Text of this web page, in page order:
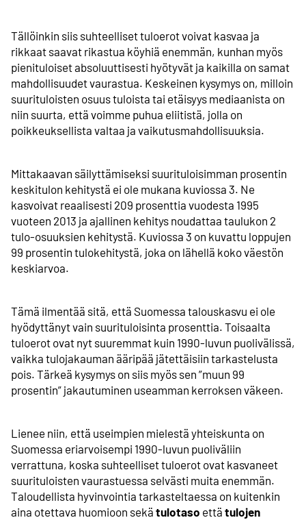
Tällöinkin siis suhteelliset tuloerot voivat kasvaa ja
rikkaat saavat rikastua köyhiä enemmän, kunhan myös
pienituloiset absoluuttisesti hyötyvät ja kaikilla on samat
mahdollisuudet vaurastua. Keskeinen kysymys on, milloin
suuri­tuloisten osuus tuloista tai etäisyys mediaanista on
niin suurta, että voimme puhua eliitistä, jolla on
poikkeuksellista valtaa ja vaikutusmahdollisuuksia.
Mittakaavan säilyttämiseksi suuri­tuloisimman prosentin
keskitulon kehitystä ei ole mukana kuviossa 3. Ne
kasvoivat reaalisesti 209 prosenttia vuodesta 1995
vuoteen 2013 ja ajallinen kehitys noudattaa taulukon 2
tulo-osuuksien kehitystä. Kuviossa 3 on kuvattu loppujen
99 prosentin tulokehitystä, joka on lähellä koko väestön
keskiarvoa.
Tämä ilmentää sitä, että Suomessa talous­kasvu ei ole
hyödyttänyt vain suuri­tuloisinta prosenttia. Toisaalta
tuloerot ovat nyt suuremmat kuin 1990-luvun puolivälissä,
vaikka tulo­jakauman ääripää jätettäisiin tarkastelusta
pois. Tärkeä kysymys on siis myös sen ”muun 99
prosentin” jakautuminen useamman kerroksen väkeen.
Lienee niin, että useimpien mielestä yhteiskunta on
Suomessa eriarvoisempi 1990-luvun puoliväliin
verrattuna, koska suhteelliset tuloerot ovat kasvaneet
suurituloisten vaurastuessa selvästi muita enemmän.
Taloudellista hyvinvointia tarkasteltaessa on kuitenkin
aina otettava huomioon sekä tulotaso että tulojen